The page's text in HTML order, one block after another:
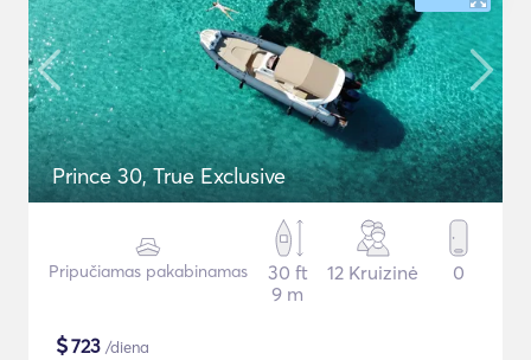
Prince 30, True Exclusive
Pripučiamas pakabinamas
30 ft
9 m
12 Kruizinė 0
$723 /diena